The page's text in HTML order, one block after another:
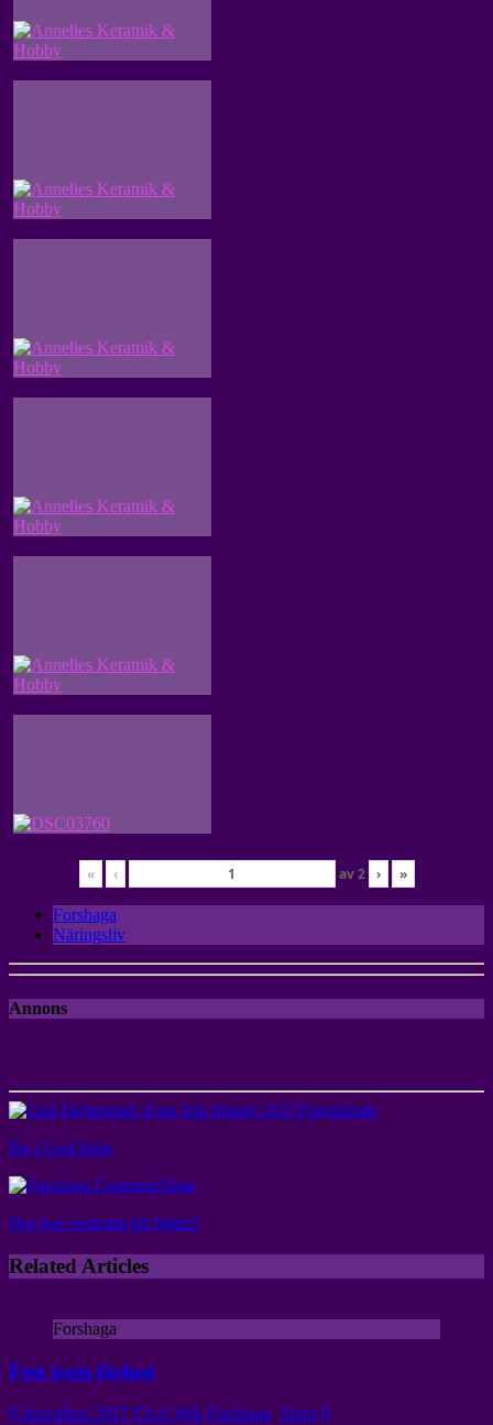
« ‹ av2 › »
Forshaga
Näringsliv
Annons
Föregående
Bo i God Helg
Nästa
Hur kan centrum bli bättre?
Related Articles
Forshaga
Fest trots förlust
9 december 2017 Cicci Wik Forshaga, Sport 0